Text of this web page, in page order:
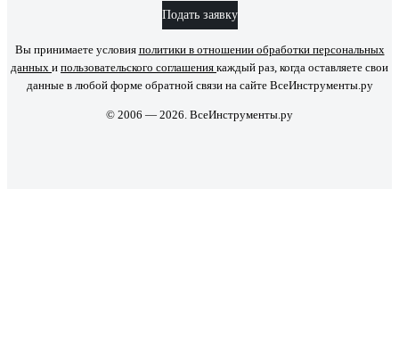
Подать заявку
Вы принимаете условия политики в отношении обработки персональных
данных и пользовательского соглашения каждый раз, когда оставляете свои
данные в любой форме обратной связи на сайте ВсеИнструменты.ру
© 2006 — 2026. ВсеИнструменты.ру